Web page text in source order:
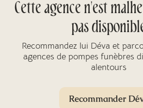
Cette agence n'est
pas
Recommandez lui Déva et
agences de pompes funèbres
alentours
Recommander